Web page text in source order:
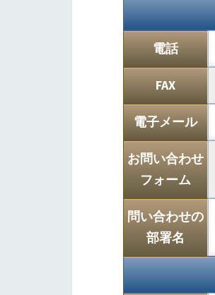
電話
FAX
電子メール
お問い合わせ
フォーム
問い合わせの
部署名